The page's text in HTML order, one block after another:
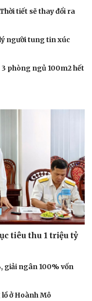
tiết sẽ thay đổi ra
người tung tin xúc
phòng ngủ 100m2 hết
tiêu thu 1 triệu tỷ
giải ngân 100% vốn
ở Hoành Mô